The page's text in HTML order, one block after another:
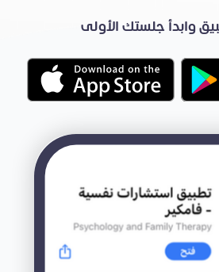
وابدأ جلستك الأولى